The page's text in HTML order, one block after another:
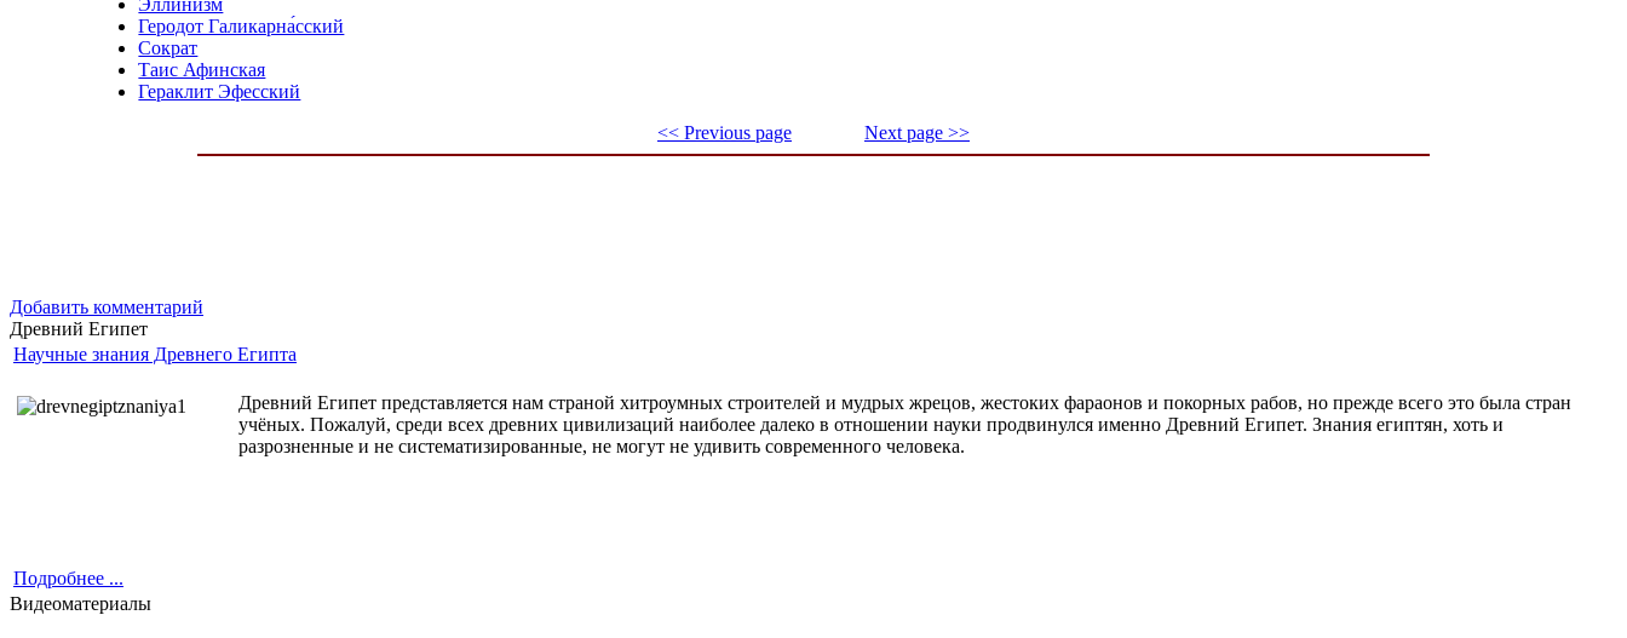
Геродот Галикарна́сский
Сократ
Таис Афинская
Гераклит Эфесский
<< Previous page
Next page >>
Добавить комментарий
Древний Египет
Научные знания Древнего Египта
Древний Египет представляется нам страной хитроумных строителей и мудрых жрецов, жестоких фараонов и покорных рабов, но прежде всего это была стран
учёных. Пожалуй, среди всех древних цивилизаций наиболее далеко в отношении науки продвинулся именно Древний Египет. Знания египтян, хоть и
разрозненные и не систематизированные, не могут не удивить современного человека.
Подробнее ...
Видеоматериалы